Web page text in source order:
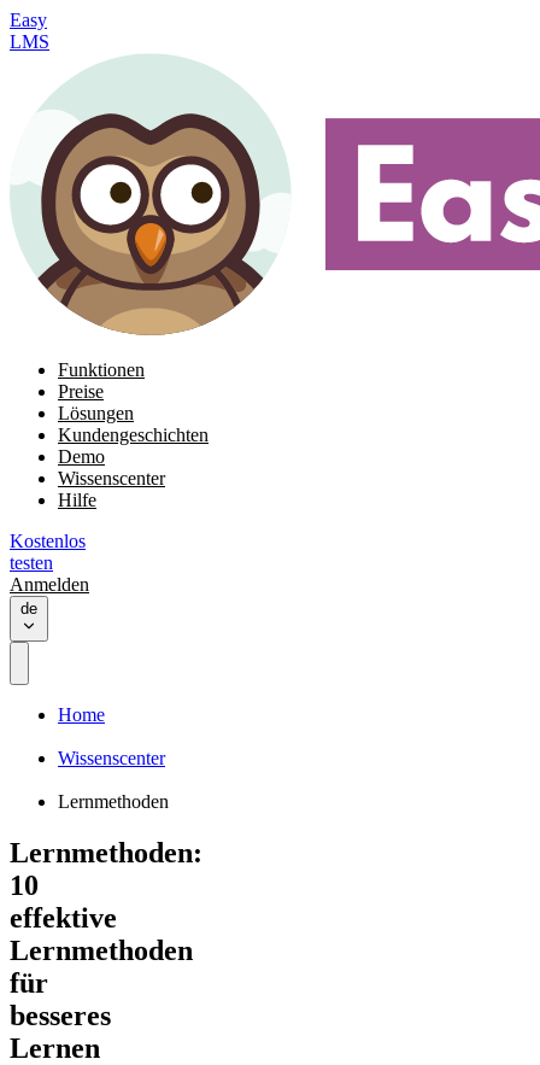
Easy
LMS
Funktionen
Preise
Lösungen
Kundengeschichten
Demo
Wissenscenter
Hilfe
Kostenlos
testen
Anmelden
de
Home
Wissenscenter
Lernmethoden
Lernmethoden:
10
effektive
Lernmethoden
für
besseres
Lernen